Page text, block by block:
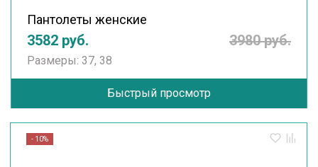
Пантолеты женские
3582 руб. 3980 руб.
Размеры: 37, 38
Быстрый просмотр
- 10%